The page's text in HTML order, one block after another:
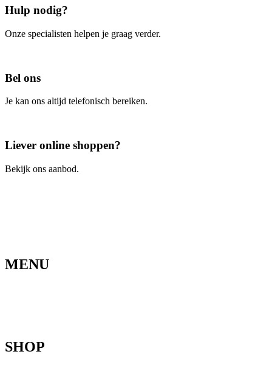
Hulp nodig?
Onze specialisten helpen je graag verder.
Bel ons
Je kan ons altijd telefonisch bereiken.
Liever online shoppen?
Bekijk ons aanbod.
MENU
SHOP